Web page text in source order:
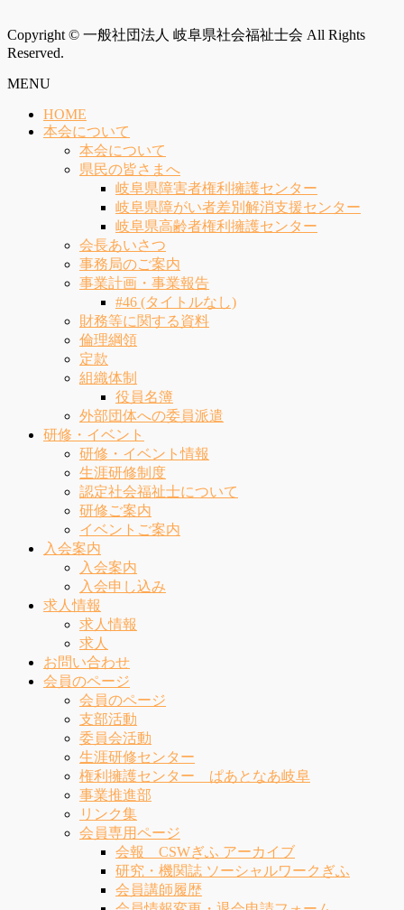
Copyright © 一般社団法人 岐阜県社会福祉士会 All Rights
Reserved.
MENU
HOME
本会について
本会について
県民の皆さまへ
岐阜県障害者権利擁護センター
岐阜県障がい者差別解消支援センター
岐阜県高齢者権利擁護センター
会長あいさつ
事務局のご案内
事業計画・事業報告
#46 (タイトルなし)
財務等に関する資料
倫理綱領
定款
組織体制
役員名簿
外部団体への委員派遣
研修・イベント
研修・イベント情報
生涯研修制度
認定社会福祉士について
研修ご案内
イベントご案内
入会案内
入会案内
入会申し込み
求人情報
求人情報
求人
お問い合わせ
会員のページ
会員のページ
支部活動
委員会活動
生涯研修センター
権利擁護センター ぱあとなあ岐阜
事業推進部
リンク集
会員専用ページ
会報 CSWぎふ アーカイブ
研究・機関誌 ソーシャルワークぎふ
会員講師履歴